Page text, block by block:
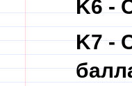
K6 -
K7 -